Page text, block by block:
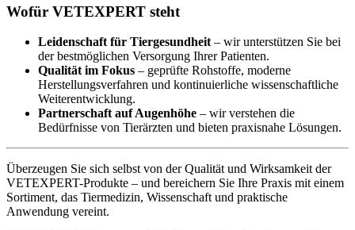
Wofür VETEXPERT steht
Leidenschaft für Tiergesundheit – wir unterstützen Sie bei
der bestmöglichen Versorgung Ihrer Patienten.
Qualität im Fokus – geprüfte Rohstoffe, moderne
Herstellungsverfahren und kontinuierliche wissenschaftliche
Weiterentwicklung.
Partnerschaft auf Augenhöhe – wir verstehen die
Bedürfnisse von Tierärzten und bieten praxisnahe Lösungen.
Überzeugen Sie sich selbst von der Qualität und Wirksamkeit der
VETEXPERT-Produkte – und bereichern Sie Ihre Praxis mit einem
Sortiment, das Tiermedizin, Wissenschaft und praktische
Anwendung vereint.